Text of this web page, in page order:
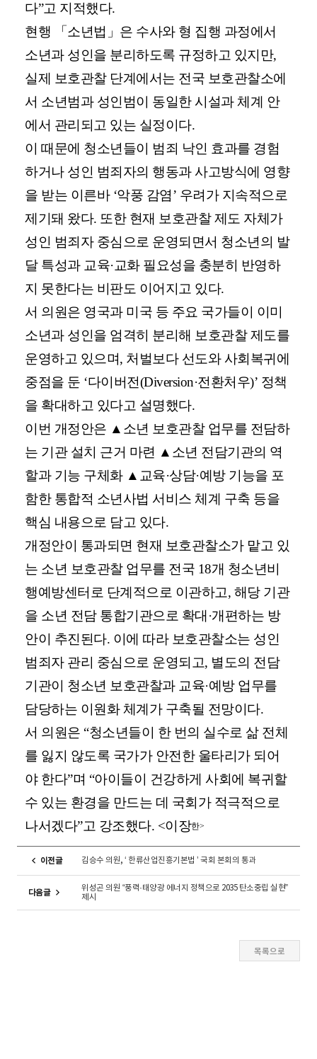
다”고 지적했다.
현행 「소년법」은 수사와 형 집행 과정에서
소년과 성인을 분리하도록 규정하고 있지만,
실제 보호관찰 단계에서는 전국 보호관찰소에
서 소년범과 성인범이 동일한 시설과 체계 안
에서 관리되고 있는 실정이다.
이 때문에 청소년들이 범죄 낙인 효과를 경험
하거나 성인 범죄자의 행동과 사고방식에 영향
을 받는 이른바 ‘악풍 감염’ 우려가 지속적으로
제기돼 왔다. 또한 현재 보호관찰 제도 자체가
성인 범죄자 중심으로 운영되면서 청소년의 발
달 특성과 교육·교화 필요성을 충분히 반영하
지 못한다는 비판도 이어지고 있다.
서 의원은 영국과 미국 등 주요 국가들이 이미
소년과 성인을 엄격히 분리해 보호관찰 제도를
운영하고 있으며, 처벌보다 선도와 사회복귀에
중점을 둔 ‘다이버전(Diversion·전환처우)’ 정책
을 확대하고 있다고 설명했다.
이번 개정안은 ▲소년 보호관찰 업무를 전담하
는 기관 설치 근거 마련 ▲소년 전담기관의 역
할과 기능 구체화 ▲교육·상담·예방 기능을 포
함한 통합적 소년사법 서비스 체계 구축 등을
핵심 내용으로 담고 있다.
개정안이 통과되면 현재 보호관찰소가 맡고 있
는 소년 보호관찰 업무를 전국 18개 청소년비
행예방센터로 단계적으로 이관하고, 해당 기관
을 소년 전담 통합기관으로 확대·개편하는 방
안이 추진된다. 이에 따라 보호관찰소는 성인
범죄자 관리 중심으로 운영되고, 별도의 전담
기관이 청소년 보호관찰과 교육·예방 업무를
담당하는 이원화 체계가 구축될 전망이다.
서 의원은 “청소년들이 한 번의 실수로 삶 전체
를 잃지 않도록 국가가 안전한 울타리가 되어
야 한다”며 “아이들이 건강하게 사회에 복귀할
수 있는 환경을 만드는 데 국회가 적극적으로
나서겠다”고 강조했다. <이장한>
이전글 김승수 의원, ‘ 한류산업진흥기본법 ’ 국회 본회의 통과
다음글
위성곤 의원 “풍력·태양광 에너지 정책으로 2035 탄소중립 실현”
제시